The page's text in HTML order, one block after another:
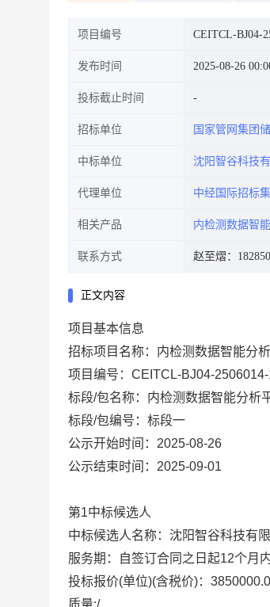
项目编号 CEITCL-BJ04-
发布时间 2025-08-26
投标截止时间
招标单位 国家管网集团
中标单位 沈阳智谷科技
代理单位 中经国际招标
相关产品 内检测数据智
联系方式 赵至熠：
正文内容
项目基本信息
招标项目名称：内检测数据智能分
项目编号：CEITCL-BJ04-2506014-
标段/包名称：内检测数据智能分析
标段/包编号：标段一
公示开始时间：2025-08-26
公示结束时间：2025-09-01
第1中标候选人
中标候选人名称：沈阳智谷科技有
服务期：自签订合同之日起12个月内
投标报价(单位)(含税价)：3850000.0
质量:/